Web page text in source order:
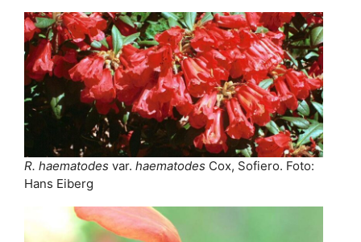
R. haematodes var. haematodes Cox, Sofiero. Foto:
Hans Eiberg